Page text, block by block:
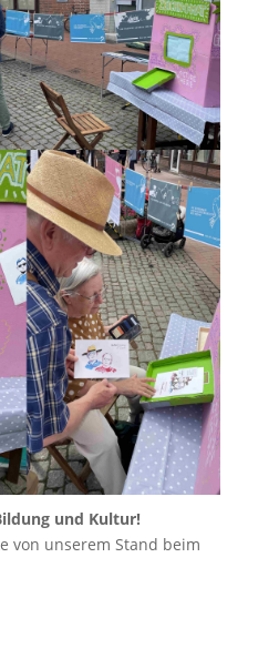
und Kultur!
von unserem Stand beim